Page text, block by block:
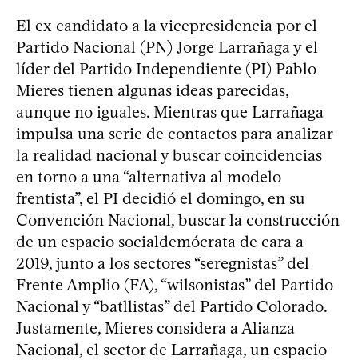
El ex candidato a la vicepresidencia por el
Partido Nacional (PN) Jorge Larrañaga y el
líder del Partido Independiente (PI) Pablo
Mieres tienen algunas ideas parecidas,
aunque no iguales. Mientras que Larrañaga
impulsa una serie de contactos para analizar
la realidad nacional y buscar coincidencias
en torno a una “alternativa al modelo
frentista”, el PI decidió el domingo, en su
Convención Nacional, buscar la construcción
de un espacio socialdemócrata de cara a
2019, junto a los sectores “seregnistas” del
Frente Amplio (FA), “wilsonistas” del Partido
Nacional y “batllistas” del Partido Colorado.
Justamente, Mieres considera a Alianza
Nacional, el sector de Larrañaga, un espacio